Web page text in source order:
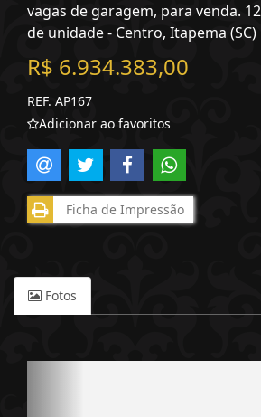
vagas de garagem, para venda.
de unidade - Centro, Itapema (SC)
R$ 6.934.383,00
REF. AP167
Adicionar ao favoritos
Ficha de Impressão
Fotos